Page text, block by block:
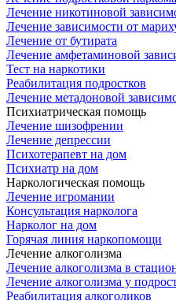
Лечение никотиновой
Лечение зависимости от
Лечение от бутирата
Лечение амфетаминовой
Тест на наркотики
Реабилитация подростков
Лечение метадоновой
Психиатрическая помощь
Лечение шизофрении
Лечение депрессии
Психотерапевт на дом
Психиатр на дом
Наркологическая помощь
Лечение игромании
Консультация нарколога
Нарколог на дом
Горячая линия наркопомощи
Лечение алкоголизма
Лечение алкоголизма в
Лечение алкоголизма у
Реабилитация алкоголиков